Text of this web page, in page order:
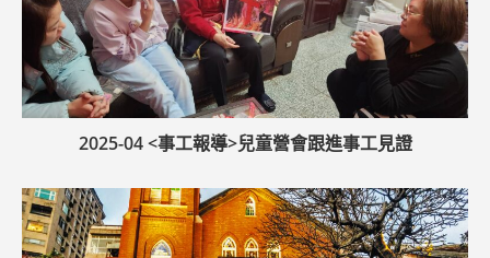
2025-04 <事工報導>兒童營會跟進事工見證